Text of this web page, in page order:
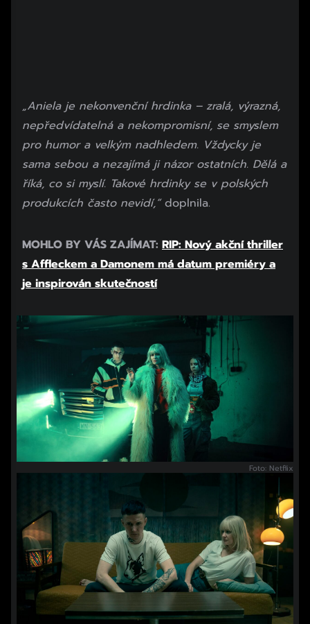
„Aniela je nekonvenční hrdinka – zralá, výrazná,
nepředvídatelná a nekompromisní, se smyslem
pro humor a velkým nadhledem. Vždycky je
sama sebou a nezajímá ji názor ostatních. Dělá a
říká, co si myslí. Takové hrdinky se v polských
produkcích často nevidí,“doplnila.
MOHLO BY VÁS ZAJÍMAT: RIP: Nový akční thriller
s Affleckem a Damonem má datum premiéry a
je inspirován skutečností
Foto: Netflix